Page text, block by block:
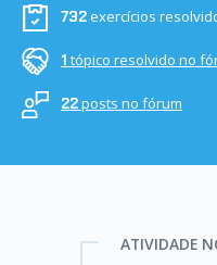
732exercícios
1 tópico resolvido no
22posts no fórum
ATIVIDADE